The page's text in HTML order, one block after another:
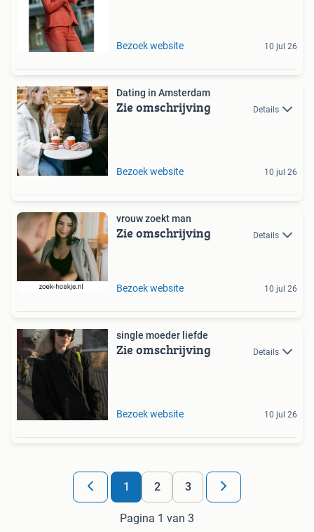
Bezoek website 10 jul 26
Dating in Amsterdam
Zie omschrijving Details
Bezoek website 10 jul 26
vrouw zoekt man
Zie omschrijving Details
Bezoek website 10 jul 26
single moeder liefde
Zie omschrijving Details
Bezoek website 10 jul 26
1 2 3
Pagina 1 van 3